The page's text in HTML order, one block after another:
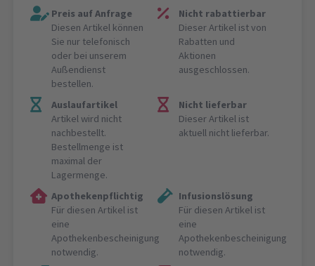
Preis auf Anfrage
Diesen Artikel können
Sie nur telefonisch
oder bei unserem
Außendienst
bestellen.
Nicht rabattierbar
Dieser Artikel ist von
Rabatten und
Aktionen
ausgeschlossen.
Auslaufartikel
Artikel wird nicht
nachbestellt.
Bestellmenge ist
maximal der
Lagermenge.
Nicht lieferbar
Dieser Artikel ist
aktuell nicht lieferbar.
Apothekenpflichtig
Für diesen Artikel ist
eine
Apothekenbescheinigung
notwendig.
Infusionslösung
Für diesen Artikel ist
eine
Apothekenbescheinigung
notwendig.